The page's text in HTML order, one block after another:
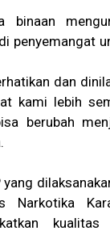
binaan
penyemangat
dan
kami lebih
berubah
yang
Narkotika